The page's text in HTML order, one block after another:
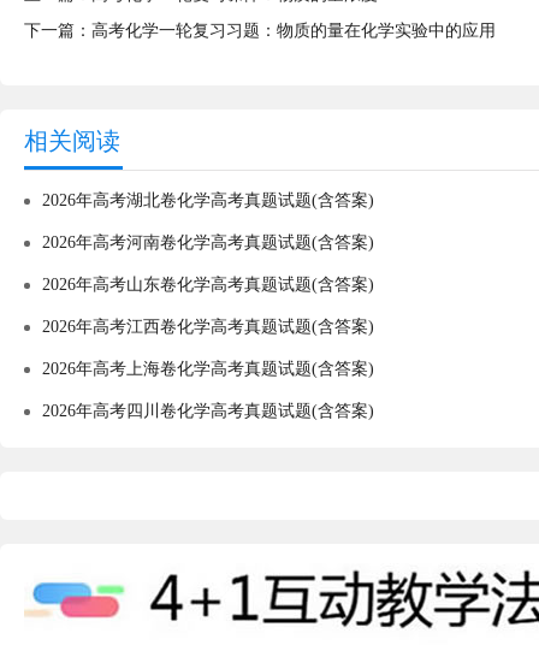
下一篇： 高考化学一轮复习习题：物质的量在化学实验中的应用
相关阅读
2026年高考湖北卷化学高考真题试题(含答案)
2026年高考河南卷化学高考真题试题(含答案)
2026年高考山东卷化学高考真题试题(含答案)
2026年高考江西卷化学高考真题试题(含答案)
2026年高考上海卷化学高考真题试题(含答案)
2026年高考四川卷化学高考真题试题(含答案)